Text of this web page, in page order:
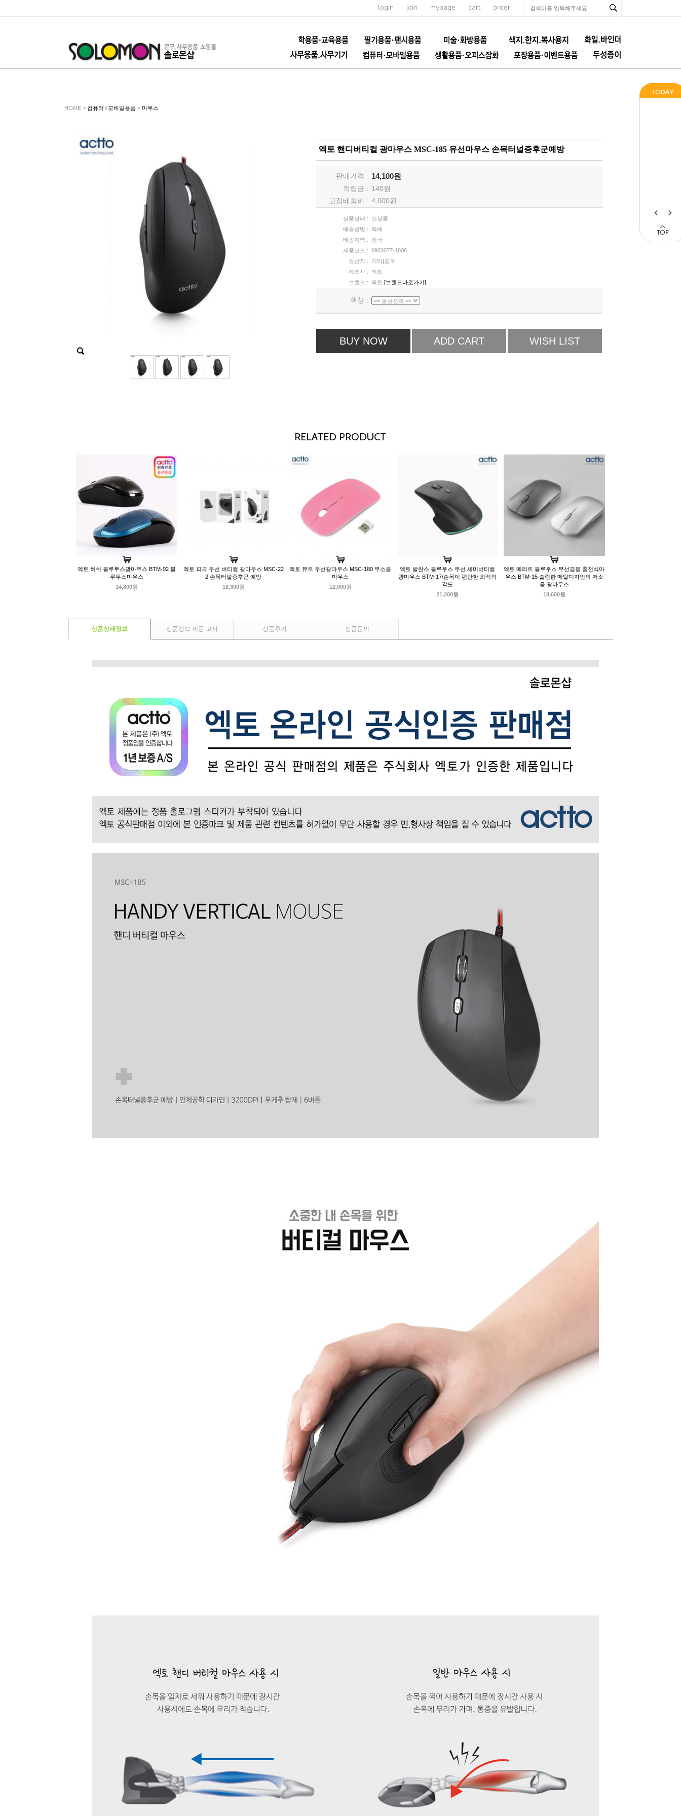
login join mypage cart order
HOME > 컴퓨터 l 모바일용품 > 마우스
엑토 핸디버티컬 광마우스 MSC-185 유선마우스 손목터널증후군예방
판매가격 : 14,100원
적립금 : 140원
고정배송비 : 4,000원
상품상태 :
신상품
배송방법 :
택배
배송지역 :
전국
제품코드 : 0903077-1808
원산지 :
기타|중국
제조사 : 엑토
브랜드 : 엑토 [브랜드바로가기]
색상 :
BUY NOW ADD CART WISH LIST
RELATED PRODUCT
엑토 허쉬 블루투스광마우스 BTM-02 블
루투스마우스
14,800원
엑토 피크 무선 버티컬 광마우스 MSC-22
2 손목터널증후군 예방
18,300원
엑토 뮤트 무선광마우스 MSC-180 무소음
마우스
12,000원
엑토 발란스 블루투스 무선 세미버티컬
광마우스 BTM-17/손목이 편안한 최적의
각도
21,200원
엑토 메리트 블루투스 무선겸용 충전식마
우스 BTM-15 슬림한 메탈디자인의 저소
음 광마우스
18,600원
상품상세정보 상품정보 제공 고시 상품후기 상품문의